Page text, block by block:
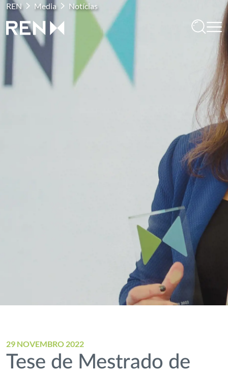
REN Media Notícias
29 NOVEMBRO 2022
Tese de Mestrado de